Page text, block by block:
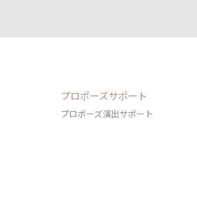
プロポーズサポート
プロポーズ演出サポート